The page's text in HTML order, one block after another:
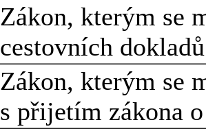
Zákon, kterým se
cestovních dokladů
Zákon, kterým se
s přijetím zákona